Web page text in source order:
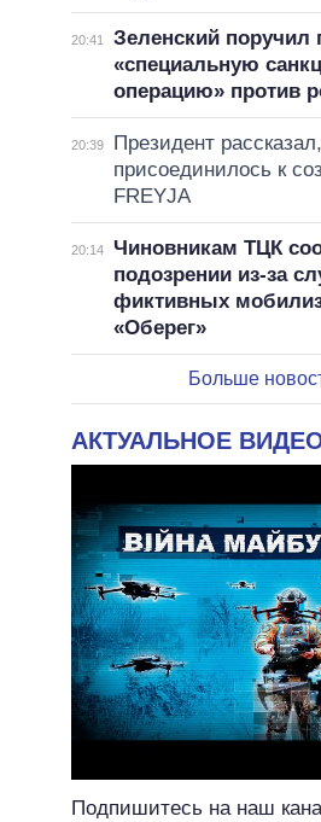
20:41
Зеленский поручил
«специальную
операцию» против
20:39
Президент
присоединилось к
FREYJA
20:14
Чиновникам ТЦК
подозрении из-за
фиктивных
«Оберег»
Больше
АКТУАЛЬНОЕ
Подпишитесь на наш